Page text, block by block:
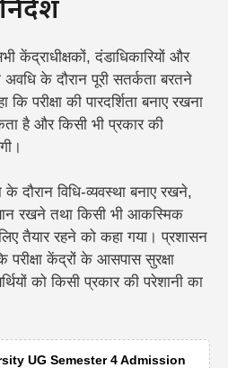
केंद्राधीक्षकों, दंडाधिकारियों और
अवधि के दौरान पूरी सतर्कता बरतने
परीक्षा की पारदर्शिता बनाए रखना
है और किसी भी प्रकार की
के दौरान विधि-व्यवस्था बनाए रखने,
रखने तथा किसी भी आकस्मिक
तैयार रहने को कहा गया। प्रशासन
परीक्षा केंद्रों के आसपास सुरक्षा
को किसी प्रकार की परेशानी का
UG Semester 4 Admission